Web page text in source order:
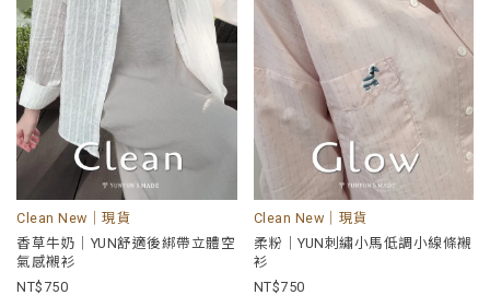
Clean New｜現貨
香草牛奶｜YUN舒適後綁帶立體空
氣感襯衫
750
Clean New｜現貨
柔粉｜YUN刺繡小馬低調小線條襯
衫
750